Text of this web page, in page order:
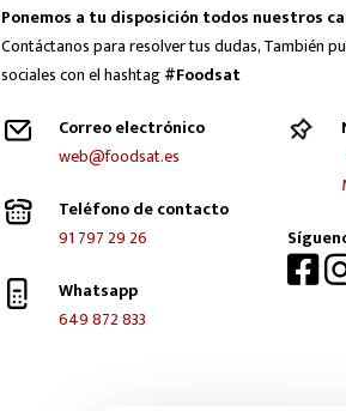
Ponemos a tu disposición todos nuestros
Contáctanos para resolver tus dudas, También
sociales con el hashtag#Foodsat
Correo electrónico
web@foodsat.es
Teléfono de contacto
91 797 29 26
Whatsapp
649 872 833